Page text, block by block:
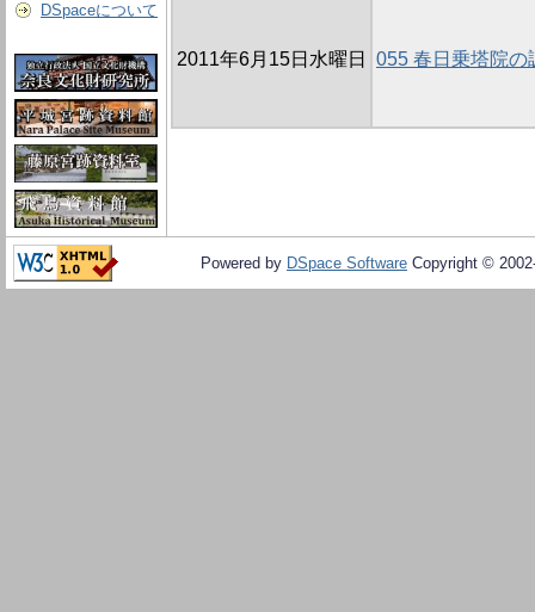
DSpaceについて
2011年6月15日水曜日 055 春日乗塔院の
Powered by DSpace Software Copyright ©